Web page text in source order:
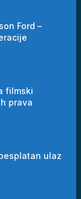
Ford –
filmski
prava
ulaz